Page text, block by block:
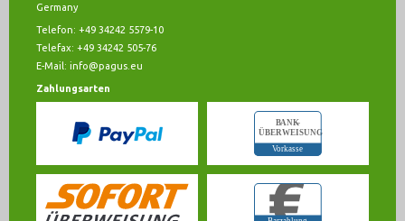
Germany
Telefon: +49 34242 5579-10
Telefax: +49 34242 505-76
E-Mail: info@pagus.eu
Zahlungsarten